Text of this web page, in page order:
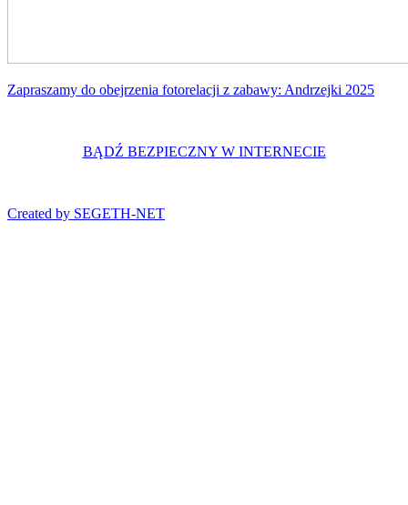
Zapraszamy do obejrzenia fotorelacji z zabawy: Andrzejki 2025
BĄDŹ BEZPIECZNY W INTERNECIE
Created by SEGETH-NET